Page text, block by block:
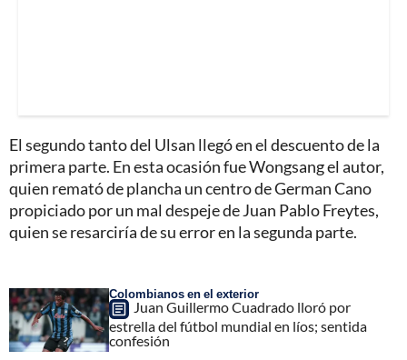
El segundo tanto del Ulsan llegó en el descuento de la
primera parte. En esta ocasión fue Wongsang el autor,
quien remató de plancha un centro de German Cano
propiciado por un mal despeje de Juan Pablo Freytes,
quien se resarciría de su error en la segunda parte.
Colombianos en el exterior
Juan Guillermo Cuadrado lloró por
estrella del fútbol mundial en líos; sentida
confesión